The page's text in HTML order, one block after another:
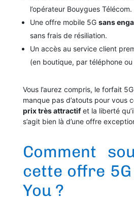
l’opérateur Bouygues Télécom.
Une offre mobile 5G sans
sans frais de résiliation.
Un accès au service client
(en boutique, par téléphone ou
Vous l’aurez compris, le forfait
manque pas d’atouts pour vous
prix très attractifet la liberté
s’agit bien là d’une offre
Comment
cette offre
You ?